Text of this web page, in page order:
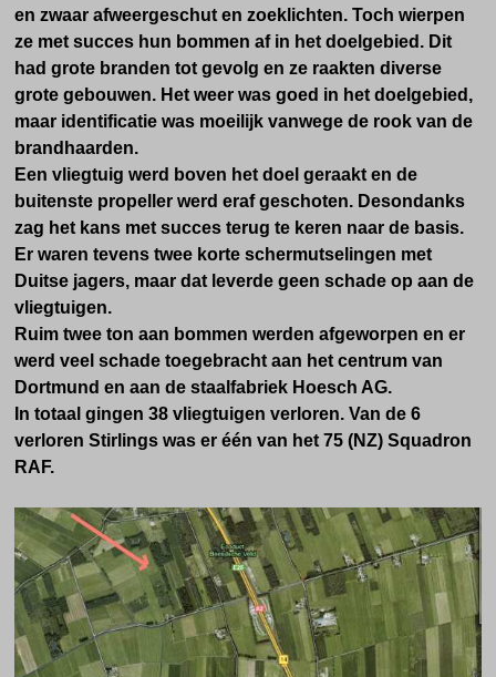
en zwaar afweergeschut en zoeklichten. Toch wierpen
ze met succes hun bommen af in het doelgebied. Dit
had grote branden tot gevolg en ze raakten diverse
grote gebouwen. Het weer was goed in het doelgebied,
maar identificatie was moeilijk vanwege de rook van de
brandhaarden.
Een vliegtuig werd boven het doel geraakt en de
buitenste propeller werd eraf geschoten. Desondanks
zag het kans met succes terug te keren naar de basis.
Er waren tevens twee korte schermutselingen met
Duitse jagers, maar dat leverde geen schade op aan de
vliegtuigen.
Ruim twee ton aan bommen werden afgeworpen en er
werd veel schade toegebracht aan het centrum van
Dortmund en aan de staalfabriek Hoesch AG.
In totaal gingen 38 vliegtuigen verloren. Van de 6
verloren Stirlings was er één van het 75 (NZ) Squadron
RAF.